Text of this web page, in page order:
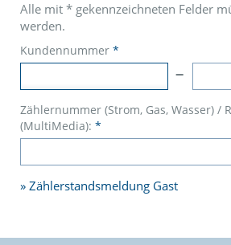
Alle mit * gekennzeichneten Felder
werden.
Kundennummer *
Zählernummer (Strom, Gas, Wasser) /
(MultiMedia): *
Zählerstandsmeldung Gast